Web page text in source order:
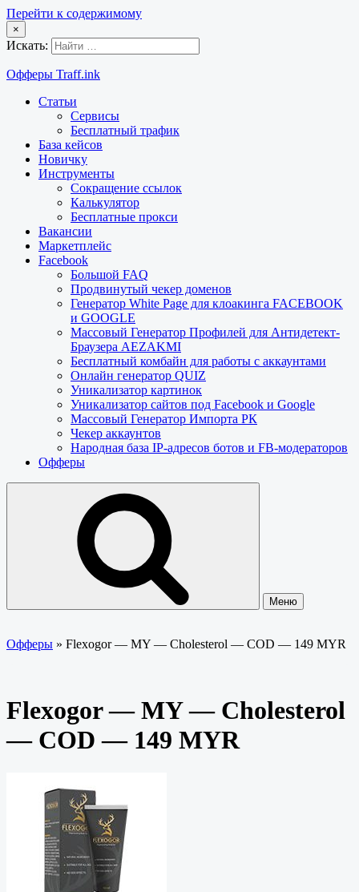
Перейти к содержимому
×
Искать:
Офферы Traff.ink
Статьи
Сервисы
Бесплатный трафик
База кейсов
Новичку
Инструменты
Сокращение ссылок
Калькулятор
Бесплатные прокси
Вакансии
Маркетплейс
Facebook
Большой FAQ
Продвинутый чекер доменов
Генератор White Page для клоакинга FACEBOOK
и GOOGLE
Массовый Генератор Профилей для Антидетект-
Браузера AEZAKMI
Бесплатный комбайн для работы с аккаунтами
Онлайн генератор QUIZ
Уникализатор картинок
Уникализатор сайтов под Facebook и Google
Массовый Генератор Импорта РК
Чекер аккаунтов
Народная база IP-адресов ботов и FB-модераторов
Офферы
Меню
Офферы » Flexogor — MY — Cholesterol — COD — 149 MYR
Flexogor — MY — Cholesterol
— COD — 149 MYR